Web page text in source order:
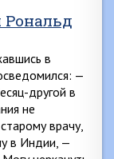
в
—
другой в
не
врачу,
в Индии, —